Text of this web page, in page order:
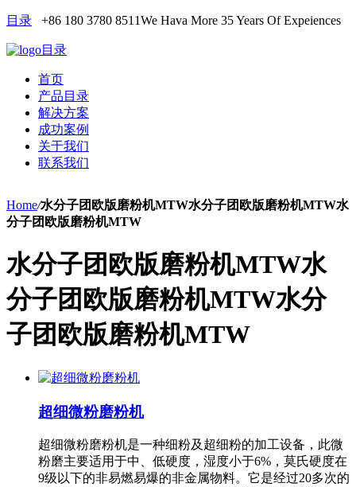
目录 +86 180 3780 8511We Hava More 35 Years Of Expeiences
目录
首页
产品目录
解决方案
成功案例
关于我们
联系我们
Home/水分子团欧版磨粉机MTW水分子团欧版磨粉机MTW水
分子团欧版磨粉机MTW
水分子团欧版磨粉机MTW水
分子团欧版磨粉机MTW水分
子团欧版磨粉机MTW
超细微粉磨粉机
超细微粉磨粉机是一种细粉及超细粉的加工设备，此微
粉磨主要适用于中、低硬度，湿度小于6%，莫氏硬度在
9级以下的非易燃易爆的非金属物料。它是经过20多次的